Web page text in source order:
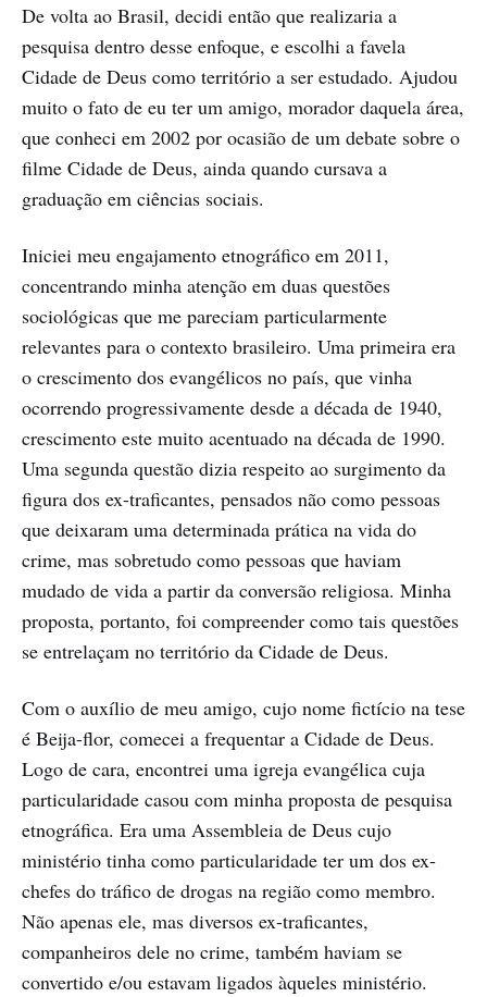
De volta ao Brasil, decidi então que realizaria a
pesquisa dentro desse enfoque, e escolhi a favela
Cidade de Deus como território a ser estudado. Ajudou
muito o fato de eu ter um amigo, morador daquela área,
que conheci em 2002 por ocasião de um debate sobre o
filme Cidade de Deus, ainda quando cursava a
graduação em ciências sociais.
Iniciei meu engajamento etnográfico em 2011,
concentrando minha atenção em duas questões
sociológicas que me pareciam particularmente
relevantes para o contexto brasileiro. Uma primeira era
o crescimento dos evangélicos no país, que vinha
ocorrendo progressivamente desde a década de 1940,
crescimento este muito acentuado na década de 1990.
Uma segunda questão dizia respeito ao surgimento da
figura dos ex-traficantes, pensados não como pessoas
que deixaram uma determinada prática na vida do
crime, mas sobretudo como pessoas que haviam
mudado de vida a partir da conversão religiosa. Minha
proposta, portanto, foi compreender como tais questões
se entrelaçam no território da Cidade de Deus.
Com o auxílio de meu amigo, cujo nome fictício na tese
é Beija-flor, comecei a frequentar a Cidade de Deus.
Logo de cara, encontrei uma igreja evangélica cuja
particularidade casou com minha proposta de pesquisa
etnográfica. Era uma Assembleia de Deus cujo
ministério tinha como particularidade ter um dos ex-
chefes do tráfico de drogas na região como membro.
Não apenas ele, mas diversos ex-traficantes,
companheiros dele no crime, também haviam se
convertido e/ou estavam ligados àqueles ministério.